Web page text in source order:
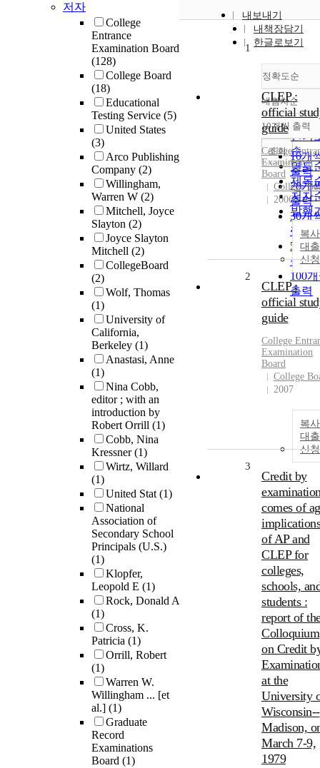
저자
College
Entrance
Examination Board
(128)
College Board
(18)
Educational
Testing Service (5)
United States
(3)
Arco Publishing
Company (2)
Willingham,
Warren W (2)
Mitchell, Joyce
Slayton (2)
Joyce Slayton
Mitchell (2)
CollegeBoard
(2)
Wolf, Thomas
(1)
University of
California,
Berkeley (1)
Anastasi, Anne
(1)
Nina Cobb,
editor ; with an
introduction by
Robert Orrill (1)
Cobb, Nina
Kressner(1)
Wirtz, Willard
(1)
United Stat(1)
National
Association of
Secondary School
Principals (U.S.)
(1)
Klopfer,
Leopold E (1)
Rock, Donald A
(1)
Cross, K.
Patricia (1)
Orrill, Robert
(1)
Warren W.
Willingham ... [et
al.] (1)
Graduate
Record
Examinations
Board (1)
내보내기
내책장담기
한글로보기
정확도순
정확
순
인기
순
연도
제목
저자
발행
관순
내림차순
내림
10개씩 출력
10개
출력
20개
출력
30개
출력
50개
출력
100
출력
조회
1
CLEP :
official
guide
College
Examination
Board
College
2006
복
대출
신청
2
CLEP :
official
guide
College
Examination
Board
College
2007
복
대출
신청
3
Credit by
comes of
implications
of AP and
CLEP for
colleges,
schools,
students :
report of
Colloquium
on Credit
at the
University
Wisconsin--
Madison,
March 7-9,
1979